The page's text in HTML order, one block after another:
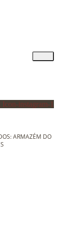
Icon-instagram-1
ARMAZÉM DO